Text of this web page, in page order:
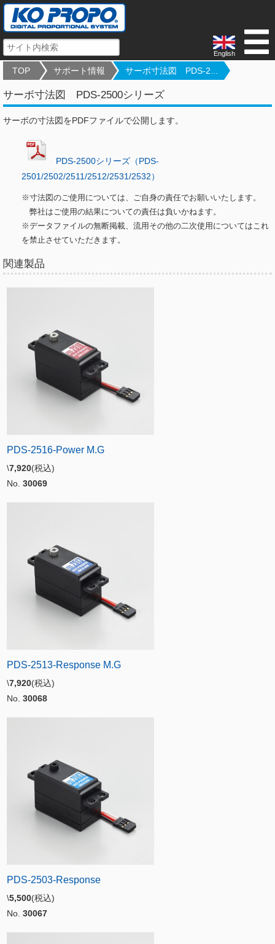
English
TOP サポート情報 サーボ寸法図 PDS-2...
サーボ寸法図 PDS-2500シリーズ
サーボの寸法図をPDFファイルで公開します。
PDS-2500シリーズ（PDS-
2501/2502/2511/2512/2531/2532）
※寸法図のご使用については、ご自身の責任でお願いいたします。
弊社はご使用の結果についての責任は負いかねます。
※データファイルの無断掲載、流用その他の二次使用についてはこれ
を禁止させていただきます。
関連製品
PDS-2516-Power M.G
\7,920(税込)
No. 30069
PDS-2513-Response M.G
\7,920(税込)
No. 30068
PDS-2503-Response
\5,500(税込)
No. 30067